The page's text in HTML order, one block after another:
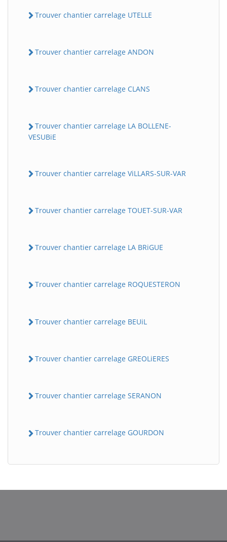
Trouver chantier carrelage UTELLE
Trouver chantier carrelage ANDON
Trouver chantier carrelage CLANS
Trouver chantier carrelage LA BOLLENE-
VESUBiE
Trouver chantier carrelage ViLLARS-SUR-VAR
Trouver chantier carrelage TOUET-SUR-VAR
Trouver chantier carrelage LA BRiGUE
Trouver chantier carrelage ROQUESTERON
Trouver chantier carrelage BEUiL
Trouver chantier carrelage GREOLiERES
Trouver chantier carrelage SERANON
Trouver chantier carrelage GOURDON
BatiWebPro